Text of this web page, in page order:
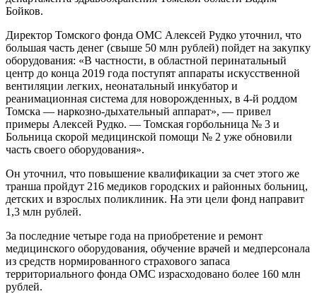
Бойков.
Директор Томского фонда ОМС Алексей Рудко уточнил, что
большая часть денег (свыше 50 млн рублей) пойдет на закупку
оборудования: «В частности, в областной перинатальный
центр до конца 2019 года поступят аппараты искусственной
вентиляции легких, неонатальный инкубатор и
реанимационная система для новорожденных, в 4-й роддом
Томска — наркозно-дыхательный аппарат», — привел
примеры Алексей Рудко. — Томская горбольница № 3 и
Больница скорой медицинской помощи № 2 уже обновили
часть своего оборудования».
Он уточнил, что повышение квалификации за счет этого же
транша пройдут 216 медиков городских и районных больниц,
детских и взрослых поликлиник. На эти цели фонд направит
1,3 млн рублей.
За последние четыре года на приобретение и ремонт
медицинского оборудования, обучение врачей и медперсонала
из средств нормированного страхового запаса
территориального фонда ОМС израсходовано более 160 млн
рублей.